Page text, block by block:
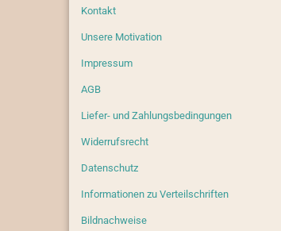
Kontakt
Unsere Motivation
Impressum
AGB
Liefer- und Zahlungsbedingungen
Widerrufsrecht
Datenschutz
Informationen zu Verteilschriften
Bildnachweise